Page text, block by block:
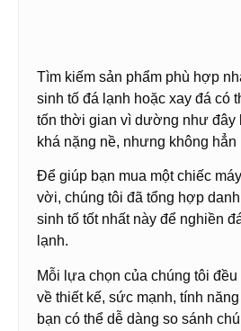
Tìm kiếm sản phẩm phù hợp
sinh tố đá lạnh hoặc xay đá có
tốn thời gian vì dường như đây
khá nặng nề, nhưng không hẳn
Để giúp bạn mua một chiếc
vời, chúng tôi đã tổng hợp
sinh tố tốt nhất này để nghiền
lạnh.
Mỗi lựa chọn của chúng tôi
về thiết kế, sức mạnh, tính
bạn có thể dễ dàng so sánh